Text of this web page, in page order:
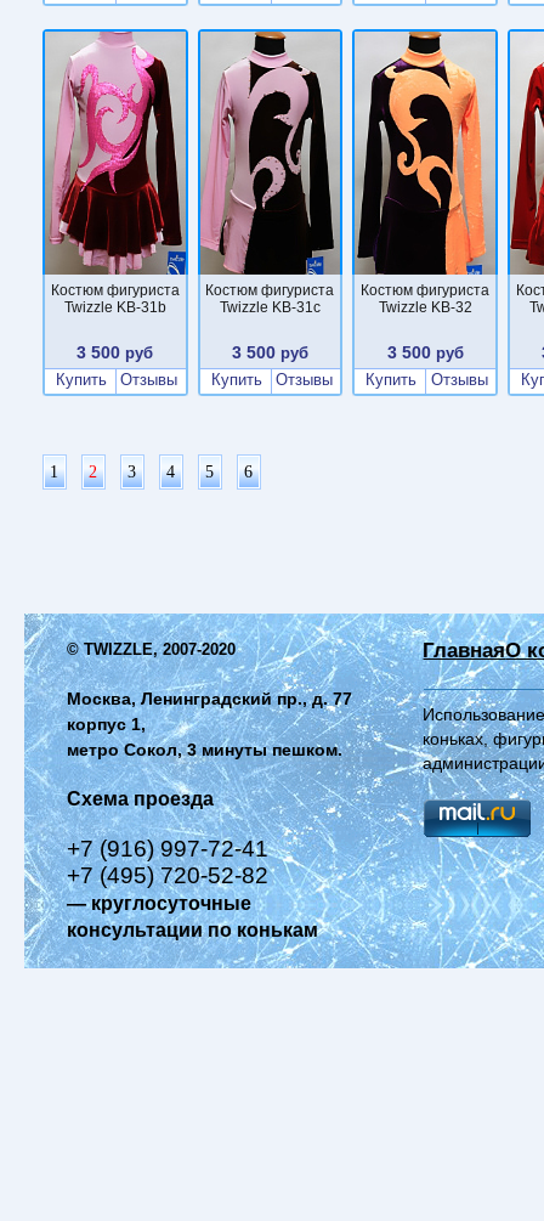
Костюм фигуриста
Twizzle KB-31b
3 500 руб
Купить
Отзывы
Костюм фигуриста
Twizzle KB-31c
3 500 руб
Купить
Отзывы
Костюм фигуриста
Twizzle KB-32
3 500руб
Купить
Отзывы
1 2 3 4 5 6
© TWIZZLE, 2007-2020
Москва, Ленинградский пр., д. 77
корпус 1,
метро Сокол, 3 минуты пешком.
Схема проезда
+7 (916) 997-72-41
+7 (495) 720-52-82
— круглосуточные
консультации по конькам
ГлавнаяО
коньках,